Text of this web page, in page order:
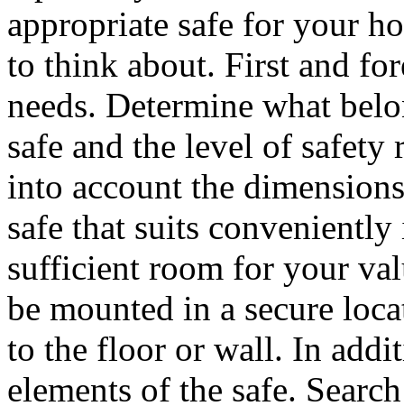
appropriate safe for your
to think about. First and
needs. Determine what
safe and the level of
into account the
safe that suits
sufficient room for your
be mounted in a secure
to the floor or wall. In
elements of the safe.